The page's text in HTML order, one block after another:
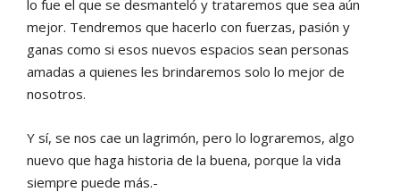
lo fue el que se desmanteló y trataremos que sea aún
mejor. Tendremos que hacerlo con fuerzas, pasión y
ganas como si esos nuevos espacios sean personas
amadas a quienes les brindaremos solo lo mejor de
nosotros.
Y sí, se nos cae un lagrimón, pero lo lograremos, algo
nuevo que haga historia de la buena, porque la vida
siempre puede más.-